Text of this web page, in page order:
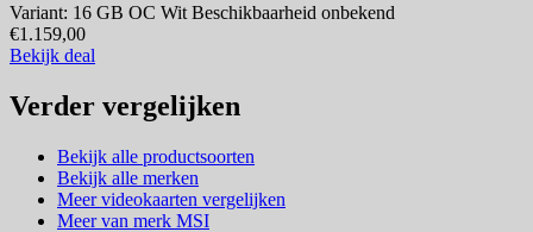
Variant: 16 GB OC Wit Beschikbaarheid onbekend
€1.159,00
Bekijk deal
Verder vergelijken
Bekijk alle productsoorten
Bekijk alle merken
Meer videokaarten vergelijken
Meer van merk MSI